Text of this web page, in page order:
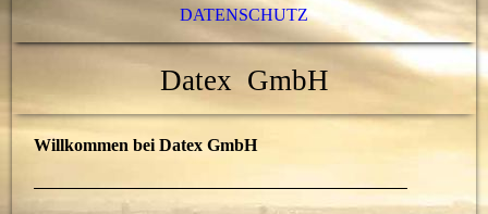
DATENSCHUTZ
Datex GmbH
Willkommen bei Datex GmbH